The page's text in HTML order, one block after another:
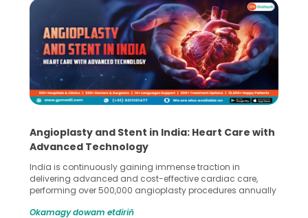
Angioplasty and Stent in India: Heart Care with
Advanced Technology
India is continuously gaining immense traction in
delivering advanced and cost-effective cardiac care,
performing over 500,000 angioplasty procedures annually
globe are searching for treatments like angioplasty and
Okamagy dowam etdiriň